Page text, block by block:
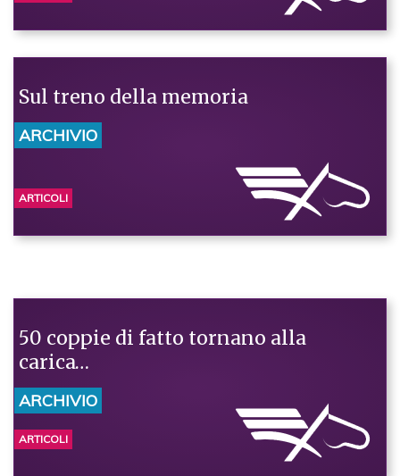
Sul treno della memoria
ARCHIVIO
ARTICOLI
50 coppie di fatto tornano alla
carica…
ARCHIVIO
ARTICOLI